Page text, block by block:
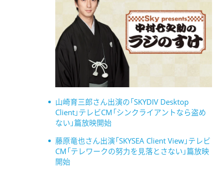
山崎育三郎さん出演の「SKYDIV Desktop
Client」テレビCM「シンクライアントなら盗め
ない」篇放映開始
藤原竜也さん出演「SKYSEA Client View」テレビ
CM「テレワークの努⼒を⾒落とさない」篇放映
開始